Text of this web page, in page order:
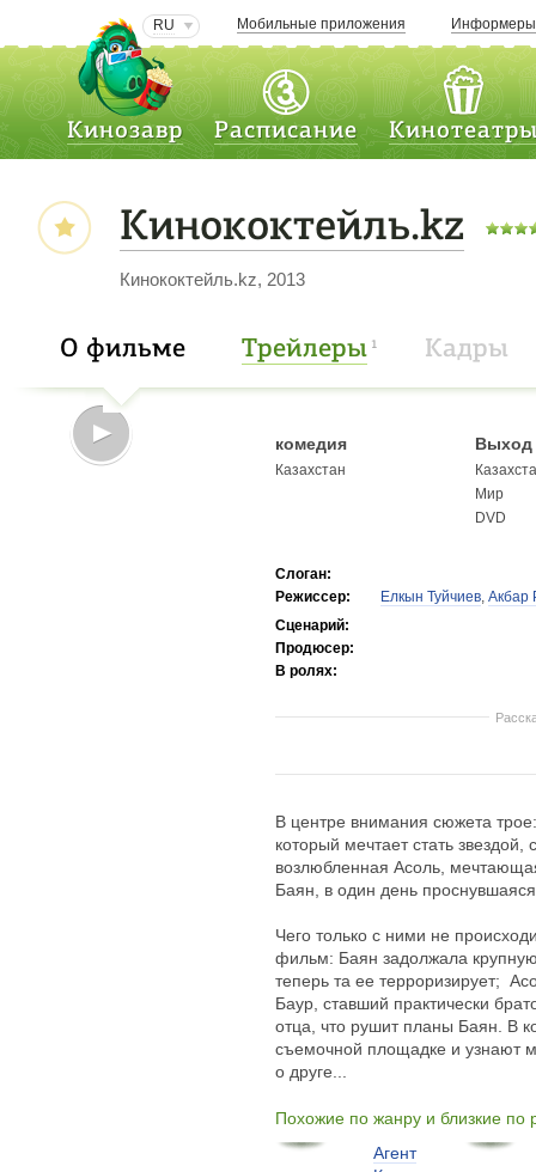
RU Мобильные приложения Информеры
Кинозавр Расписание
Кинококтейль.kz
Кинококтейль.kz, 2013
О фильме Трейлеры 1 Кадры
комедия Выход
Казахстан
Мир
DVD
Слоган:
Режиссер:
Елкын Туйчиев, Акбар
Сценарий:
Продюсер:
В ролях:
В центре внимания сюжета
который мечтает стать
возлюбленная Асоль,
Баян, в один день
Чего только с ними не
фильм: Баян задолжала
теперь та ее терроризирует;
Баур, ставший практически
отца, что рушит планы Баян. В
съемочной площадке и узнают
о друге...
Похожие по жанру и близкие по
Агент